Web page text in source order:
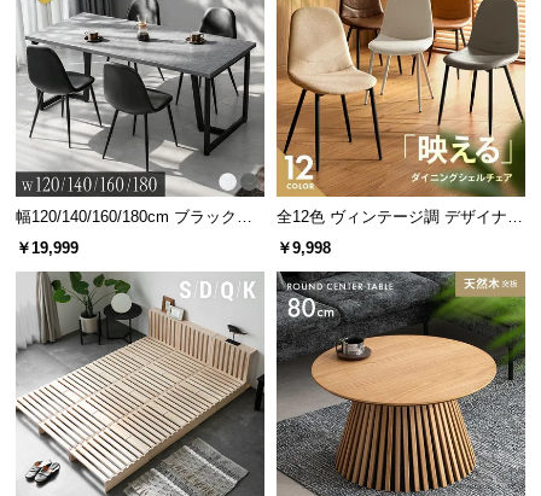
木目調が美しいデザイン
まるで天然木のような、自然な木目調に仕上げまし
た。お部屋馴染みの良い美しいデザインです。
幅120/140/160/180cm ブラックフ
レーム ダイニング 大理石調 4人掛
￥19,999
全12色 ヴィンテージ調 デザイナー
ズシェルチェア
￥9,998